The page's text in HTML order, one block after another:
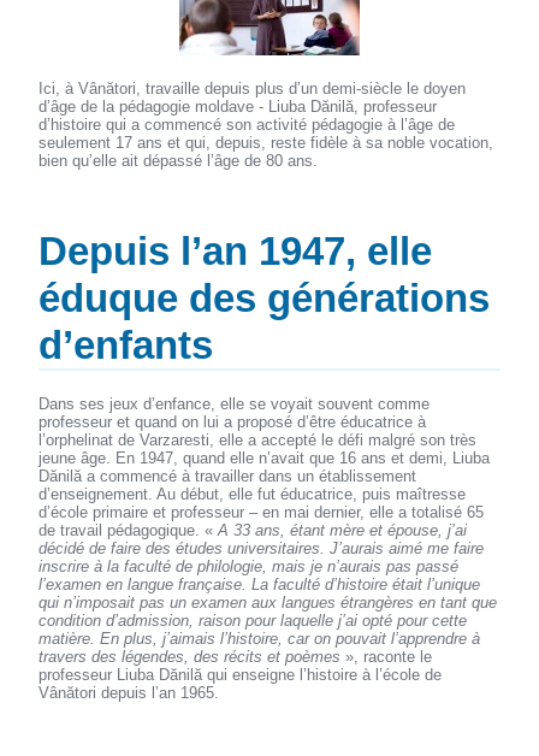
Ici, à Vânători, travaille depuis plus d’un demi-siècle le doyen
d’âge de la pédagogie moldave - Liuba Dănilă, professeur
d’histoire qui a commencé son activité pédagogie à l’âge de
seulement 17 ans et qui, depuis, reste fidèle à sa noble vocation,
bien qu’elle ait dépassé l’âge de 80 ans.
Depuis l’an 1947, elle
éduque des générations
d’enfants
Dans ses jeux d’enfance, elle se voyait souvent comme
professeur et quand on lui a proposé d’être éducatrice à
l’orphelinat de Varzaresti, elle a accepté le défi malgré son très
jeune âge. En 1947, quand elle n’avait que 16 ans et demi, Liuba
Dănilă a commencé à travailler dans un établissement
d’enseignement. Au début, elle fut éducatrice, puis maîtresse
d’école primaire et professeur – en mai dernier, elle a totalisé 65
de travail pédagogique. «A 33 ans, étant mère et épouse, j’ai
décidé de faire des études universitaires. J’aurais aimé me faire
inscrire à la faculté de philologie, mais je n’aurais pas passé
l’examen en langue française. La faculté d’histoire était l’unique
qui n’imposait pas un examen aux langues étrangères en tant que
condition d’admission, raison pour laquelle j’ai opté pour cette
matière. En plus, j’aimais l’histoire, car on pouvait l’apprendre à
travers des légendes, des récits et poèmes », raconte le
professeur Liuba Dănilă qui enseigne l’histoire à l’école de
Vânători depuis l’an 1965.